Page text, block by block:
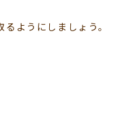
ようにしましょう。